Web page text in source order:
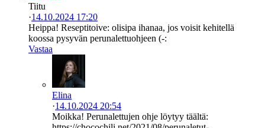
Tiitu
·14.10.2024 17:20
Heippa! Reseptitoive: olisipa ihanaa, jos voisit kehitellä
koossa pysyvän perunalettuohjeen (-:
Vastaa
Elina
·14.10.2024 20:54
Moikka! Perunalettujen ohje löytyy täältä: